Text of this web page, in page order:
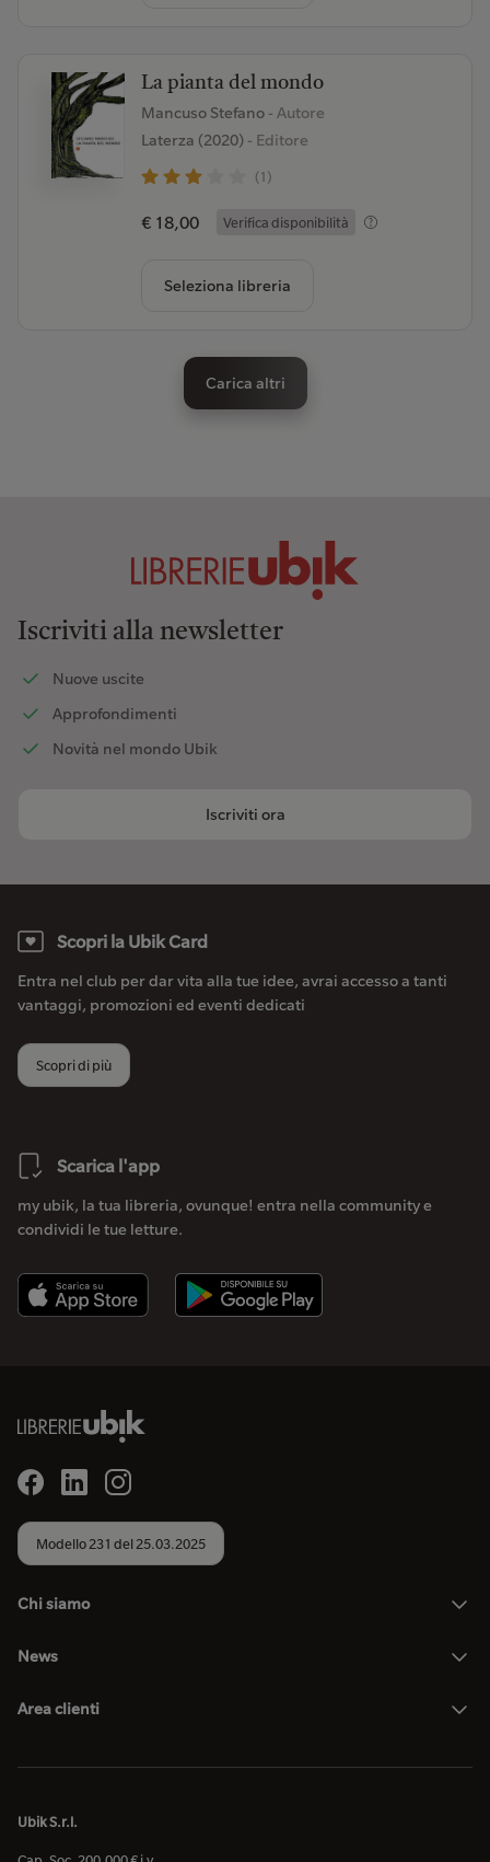
La pianta del mondo
Mancuso Stefano - Autore
Laterza (2020)- Editore
(1)
€ 18,00 Verifica disponibilità
Seleziona libreria
Carica altri
Iscriviti alla newsletter
Nuove uscite
Approfondimenti
Novità nel mondo Ubik
Iscriviti ora
Scopri la Ubik Card
Entra nel club per dar vita alla tue idee, avrai accesso a tanti
vantaggi, promozioni ed eventi dedicati
Scopri di più
Scarica l'app
my ubik, la tua libreria, ovunque! entra nella community e
condividi le tue letture.
Modello 231 del 25.03.2025
Chi siamo
News
Area clienti
Ubik S.r.l.